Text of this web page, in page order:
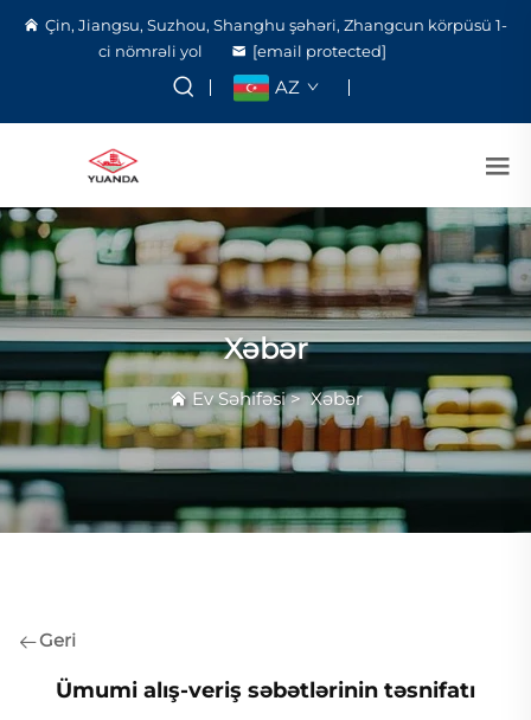
Çin, Jiangsu, Suzhou, Shanghu şəhəri, Zhangcun körpüsü 1-
ci nömrəli yol
[email protected]
AZ
Xəbər
Ev Səhifəsi>Xəbər
Geri
Ümumi alış-veriş səbətlərinin təsnifatı